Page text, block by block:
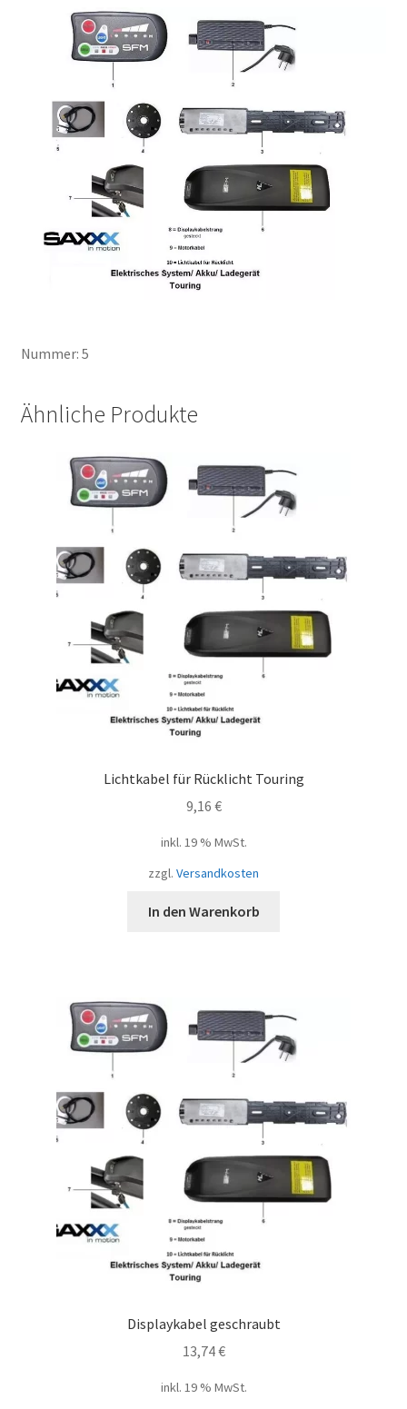
Nummer: 5
Ähnliche Produkte
Lichtkabel für Rücklicht Touring
9,16 €
inkl. 19 % MwSt.
zzgl. Versandkosten
In den Warenkorb
Displaykabel geschraubt
13,74€
inkl. 19 % MwSt.